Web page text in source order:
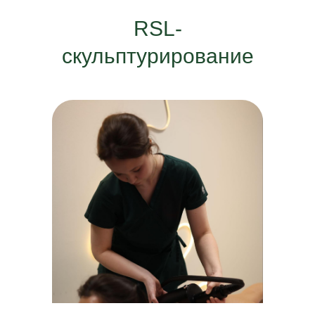
RSL-
скульптурирование